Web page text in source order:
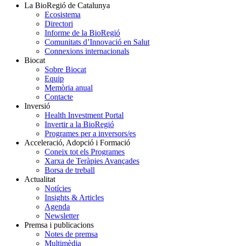
La BioRegió de Catalunya
Ecosistema
Directori
Informe de la BioRegió
Comunitats d’Innovació en Salut
Connexions internacionals
Biocat
Sobre Biocat
Equip
Memòria anual
Contacte
Inversió
Health Investment Portal
Invertir a la BioRegió
Programes per a inversors/es
Acceleració, Adopció i Formació
Coneix tot els Programes
Xarxa de Teràpies Avançades
Borsa de treball
Actualitat
Notícies
Insights & Articles
Agenda
Newsletter
Premsa i publicacions
Notes de premsa
Multimèdia